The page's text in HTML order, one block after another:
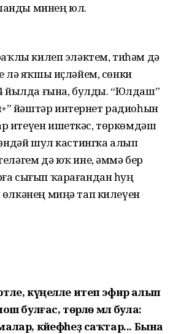
минең юл.
килеп эләктем, тиһәм дә
лә яҡшы иҫләйем, сөнки
йылда ғына, булды. “Юлдаш”
йәштәр интернет радиоһын
итеүен ишеткәс, төркөмдәш
шул кастингка алып
дә юҡ ине, әммә бер
сығып ҡарағандан һуң
миңә тап килеүен
күңел­ле итеп эфир алып
булғас, төрлө мәл була:
кәйефһеҙ саҡтар... Бына